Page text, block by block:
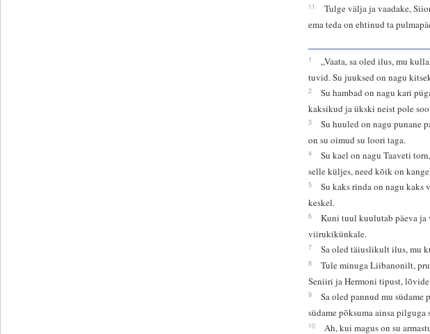
11
Tulge välja ja vaadake,
ema teda on ehtinud ta
1
„Vaata, sa oled ilus, mu
tuvid. Su juuksed on nagu
2
Su hambad on nagu kari
kaksikud ja ükski neist pole
3
Su huuled on nagu punane
on su oimud su loori taga.
4
Su kael on nagu Taaveti
selle küljes, need kõik on
5
Su kaks rinda on nagu
keskel.
6
Kuni tuul kuulutab päeva ja
viirukikünkale.
7 Sa oled täiuslikult ilus, mu
8
Tule minuga Liibanonilt,
Seniiri ja Hermoni tipust,
9
Sa oled pannud mu südame
südame põksuma ainsa
10 Ah, kui magus on su